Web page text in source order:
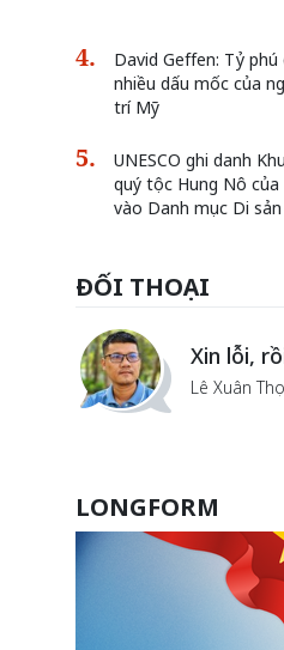
David Geffen: Tỷ phú
nhiều dấu mốc của
trí Mỹ
UNESCO ghi danh
quý tộc Hung Nô của
vào Danh mục Di
ĐỐI THOẠI
Xin lỗi,
Lê Xuân Thọ
LONGFORM